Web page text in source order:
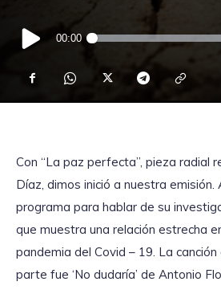
Reproductor
de
00:00
Con “La paz perfecta”, pieza radial
Díaz, dimos inició a nuestra emisión.
programa para hablar de su
que muestra una relación estrecha
pandemia del Covid – 19. La
parte fue ‘No dudaría’ de Antonio